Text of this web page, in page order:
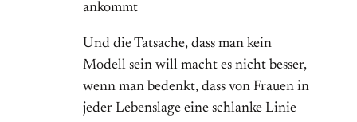
ankommt
Und die Tatsache, dass man kein
Modell sein will macht es nicht besser,
wenn man bedenkt, dass von Frauen in
jeder Lebenslage eine schlanke Linie